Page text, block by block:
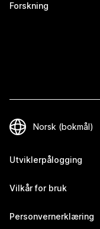
Forskning
Utviklerpålogging
Vilkår for bruk
Personvernerklæring